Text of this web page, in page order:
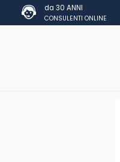
da 30 ANNI
CONSULENTI ONLINE